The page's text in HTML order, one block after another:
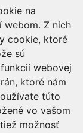
na
webom. Z nich
cookie, ktoré
sú
webovej
ktoré nám
túto
vo vašom
možnosť